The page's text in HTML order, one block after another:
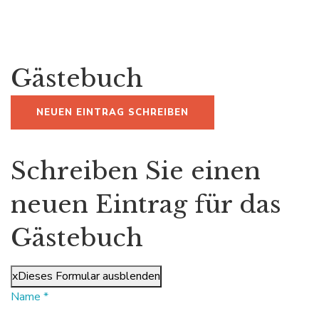
Gästebuch
Schreiben Sie einen
neuen Eintrag für das
Gästebuch
xDieses Formular ausblenden
Name *